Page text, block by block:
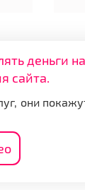
деньги
сайта.
они